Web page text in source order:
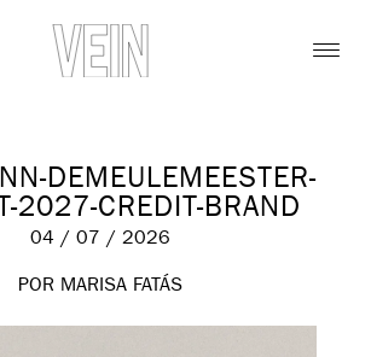
DEMEULEMEESTER-
2027-CREDIT-BRAND
04 / 07 / 2026
POR MARISA FATÁS